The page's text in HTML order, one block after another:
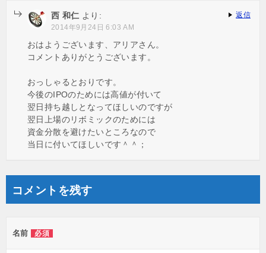
西 和仁 より:
2014年9月24日 6:03 AM
おはようございます、アリアさん。
コメントありがとうございます。
おっしゃるとおりです。
今後のIPOのためには高値が付いて
翌日持ち越しとなってほしいのですが
翌日上場のリボミックのためには
資金分散を避けたいところなので
当日に付いてほしいです＾＾；
返信
コメントを残す
名前 必須